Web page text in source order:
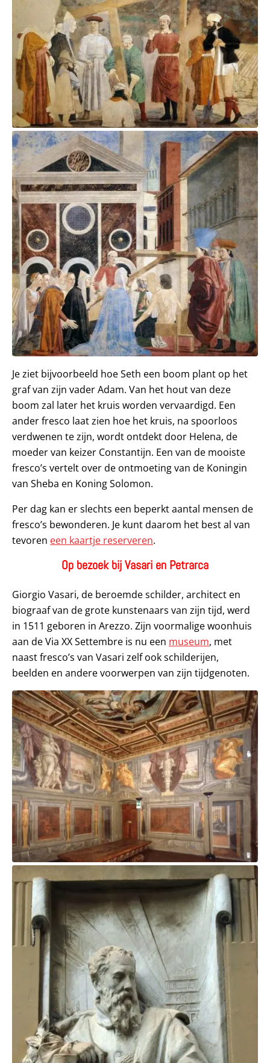
Je ziet bijvoorbeeld hoe Seth een boom plant op het
graf van zijn vader Adam. Van het hout van deze
boom zal later het kruis worden vervaardigd. Een
ander fresco laat zien hoe het kruis, na spoorloos
verdwenen te zijn, wordt ontdekt door Helena, de
moeder van keizer Constantijn. Een van de mooiste
fresco’s vertelt over de ontmoeting van de Koningin
van Sheba en Koning Solomon.
Per dag kan er slechts een beperkt aantal mensen de
fresco’s bewonderen. Je kunt daarom het best al van
tevoren een kaartje reserveren.
Op bezoek bij Vasari en Petrarca
Giorgio Vasari, de beroemde schilder, architect en
biograaf van de grote kunstenaars van zijn tijd, werd
in 1511 geboren in Arezzo. Zijn voormalige woonhuis
aan de Via XX Settembre is nu een museum, met
naast fresco’s van Vasari zelf ook schilderijen,
beelden en andere voorwerpen van zijn tijdgenoten.